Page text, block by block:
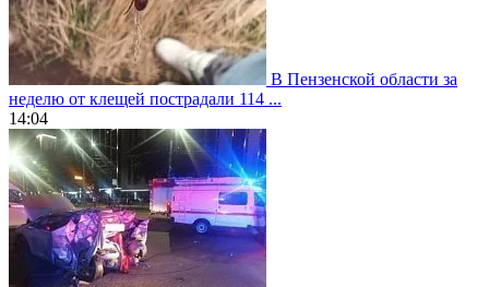
В Пензенской области за
неделю от клещей пострадали 114 ...
14:04